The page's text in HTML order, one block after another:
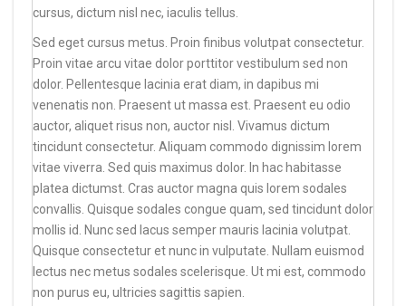
cursus, dictum nisl nec, iaculis tellus.
Sed eget cursus metus. Proin finibus volutpat consectetur.
Proin vitae arcu vitae dolor porttitor vestibulum sed non
dolor. Pellentesque lacinia erat diam, in dapibus mi
venenatis non. Praesent ut massa est. Praesent eu odio
auctor, aliquet risus non, auctor nisl. Vivamus dictum
tincidunt consectetur. Aliquam commodo dignissim lorem
vitae viverra. Sed quis maximus dolor. In hac habitasse
platea dictumst. Cras auctor magna quis lorem sodales
convallis. Quisque sodales congue quam, sed tincidunt dolor
mollis id. Nunc sed lacus semper mauris lacinia volutpat.
Quisque consectetur et nunc in vulputate. Nullam euismod
lectus nec metus sodales scelerisque. Ut mi est, commodo
non purus eu, ultricies sagittis sapien.